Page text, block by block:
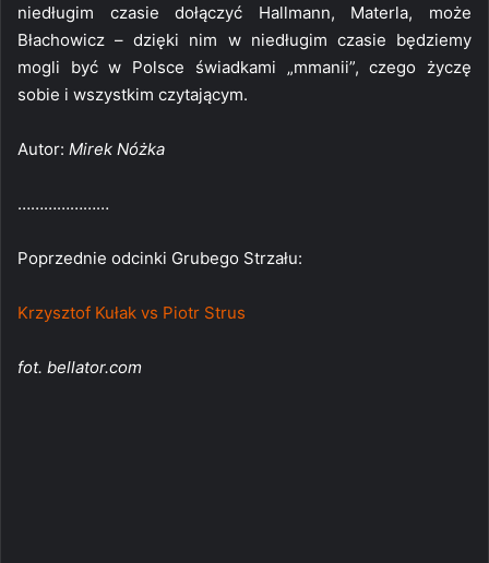
niedługim czasie dołączyć Hallmann, Materla, może
Błachowicz – dzięki nim w niedługim czasie będziemy
mogli być w Polsce świadkami „mmanii”, czego życzę
sobie i wszystkim czytającym.
Autor: Mirek Nóżka
…………………
Poprzednie odcinki Grubego Strzału:
Krzysztof Kułak vs Piotr Strus
fot. bellator.com